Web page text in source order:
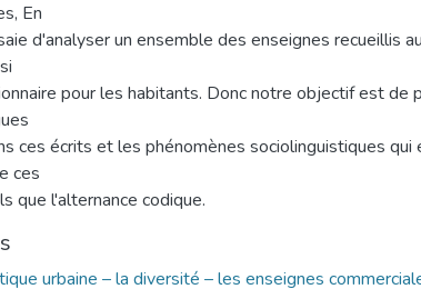
En
d'analyser un ensemble des enseignes recueillis
pour les habitants. Donc notre objectif est de
ces écrits et les phénomènes sociolinguistiques qui
ces
que l'alternance codique.
urbaine – la diversité – les enseignes